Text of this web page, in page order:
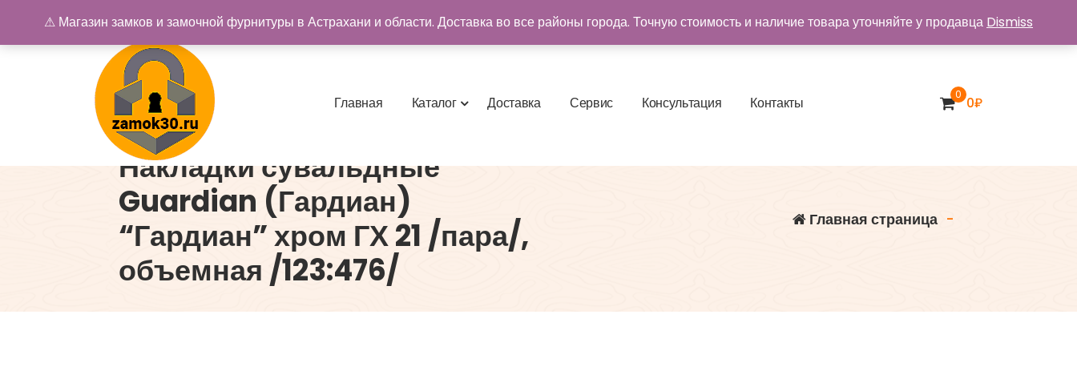
содержимому
Купить замок в Астрахани. Замки и дверная фурнитура
Главная Каталог Доставка Сервис Консультация Контакты 0 0₽
Накладки сувальдные
Guardian (Гардиан)
“Гардиан” хром ГХ 21 /пара/,
объемная /123:476/
Главная страница -
⚠ Магазин замков и замочной фурнитуры в Астрахани и области. Доставка во все районы города. Точную стоимость и наличие товара уточняйте у продавца Dismiss